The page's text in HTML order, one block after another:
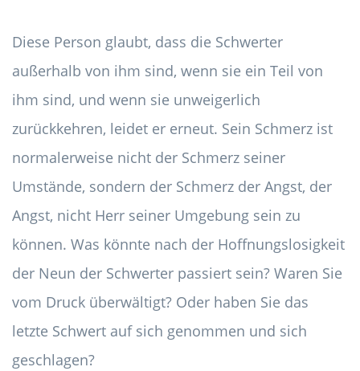
Diese Person glaubt, dass die Schwerter
außerhalb von ihm sind, wenn sie ein Teil von
ihm sind, und wenn sie unweigerlich
zurückkehren, leidet er erneut. Sein Schmerz ist
normalerweise nicht der Schmerz seiner
Umstände, sondern der Schmerz der Angst, der
Angst, nicht Herr seiner Umgebung sein zu
können. Was könnte nach der Hoffnungslosigkeit
der Neun der Schwerter passiert sein? Waren Sie
vom Druck überwältigt? Oder haben Sie das
letzte Schwert auf sich genommen und sich
geschlagen?